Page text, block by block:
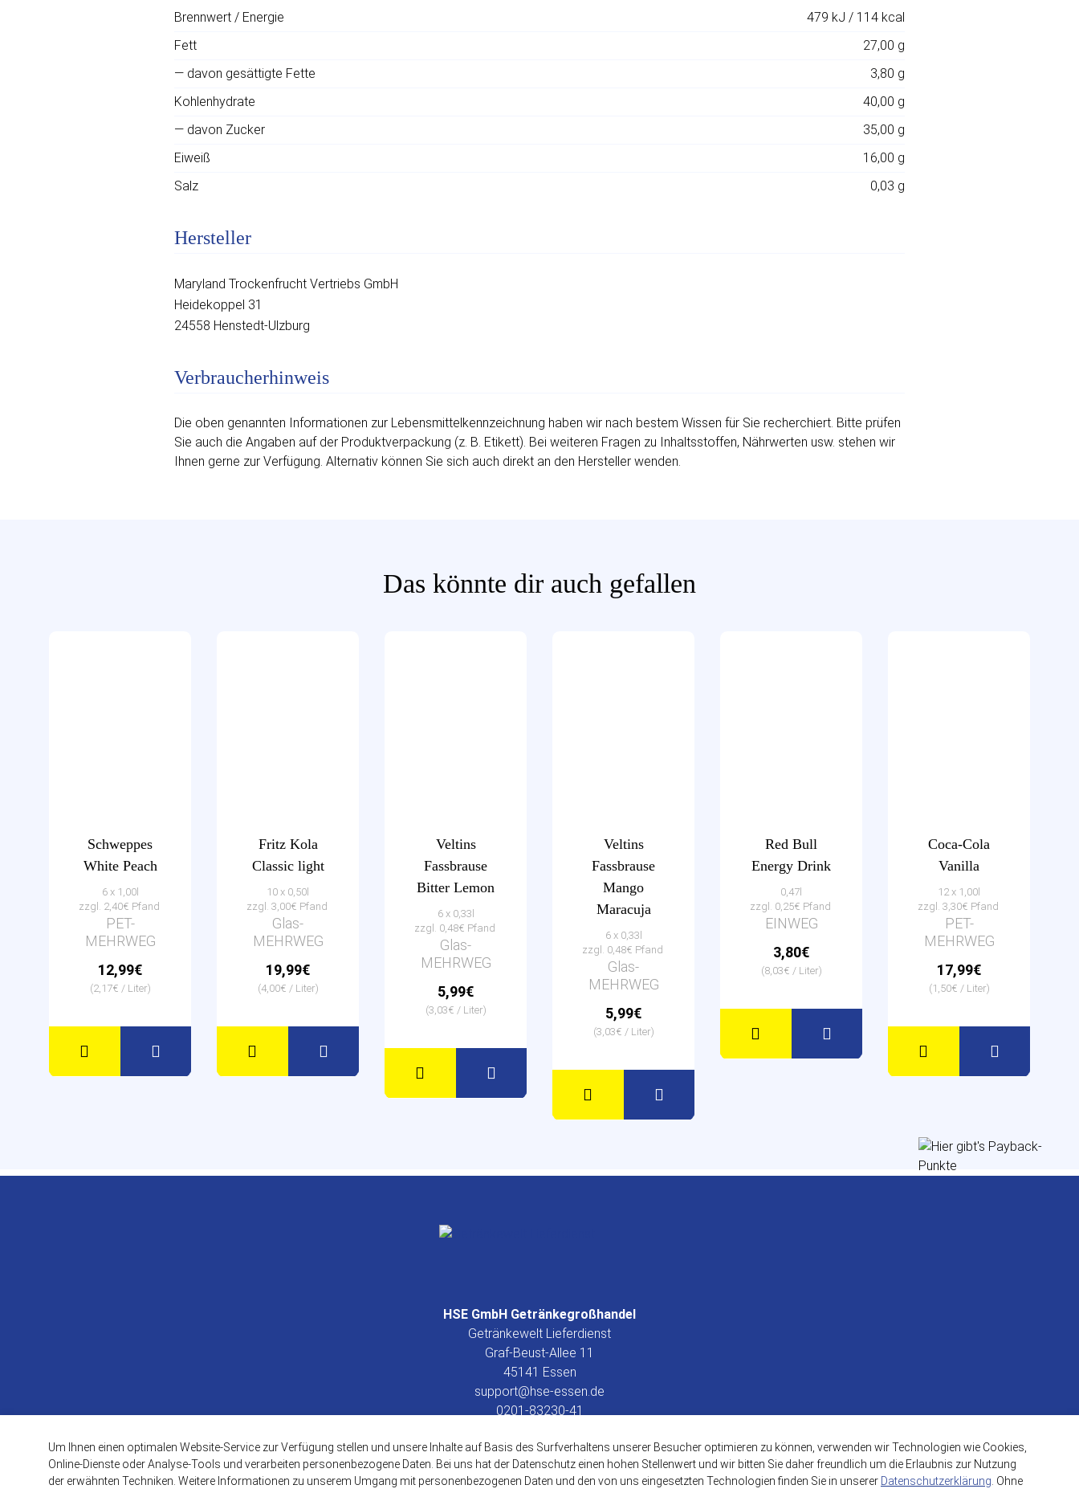
Brennwert / Energie
479 kJ / 114 kcal
Fett
27,00 g
— davon gesättigte Fette
3,80 g
Kohlenhydrate
40,00 g
— davon Zucker
35,00 g
Eiweiß
16,00 g
Salz
0,03 g
Hersteller
Maryland Trockenfrucht Vertriebs GmbH
Heidekoppel 31
24558 Henstedt-Ulzburg
Verbraucherhinweis
Die oben genannten Informationen zur Lebensmittelkennzeichnung haben wir nach bestem Wissen für Sie recherchiert. Bitte prüfen
Sie auch die Angaben auf der Produktverpackung (z. B. Etikett). Bei weiteren Fragen zu Inhaltsstoffen, Nährwerten usw. stehen wir
Ihnen gerne zur Verfügung. Alternativ können Sie sich auch direkt an den Hersteller wenden.
Das könnte dir auch gefallen
Schweppes
White Peach
6 x 1,00l
zzgl. 2,40€ Pfand
PET-
MEHRWEG
12,99€
(2,17€ / Liter)
Fritz Kola
Classic light
10 x 0,50l
zzgl. 3,00€ Pfand
Glas-
MEHRWEG
19,99€
(4,00€ / Liter)
Veltins
Fassbrause
Bitter Lemon
6 x 0,33l
zzgl. 0,48€ Pfand
Glas-
MEHRWEG
5,99€
(3,03€ / Liter)
Veltins
Fassbrause
Mango
Maracuja
6 x 0,33l
zzgl. 0,48€ Pfand
Glas-
MEHRWEG
5,99€
(3,03€ / Liter)
Red Bull
Energy Drink
0,47l
zzgl. 0,25€ Pfand
EINWEG
3,80€
(8,03€ / Liter)
Coca-Cola
Vanilla
12 x 1,00l
zzgl. 3,30€ Pfand
PET-
MEHRWEG
17,99€
(1,50€ / Liter)
HSE GmbH Getränkegroßhandel
Getränkewelt Lieferdienst
Graf-Beust-Allee 11
45141 Essen
support@hse-essen.de
0201-83230-41
Um Ihnen einen optimalen Website-Service zur Verfügung stellen und unsere Inhalte auf Basis des Surfverhaltens unserer Besucher optimieren zu können, verwenden wir Technologien wie Cookies,
Online-Dienste oder Analyse-Tools und verarbeiten personenbezogene Daten. Bei uns hat der Datenschutz einen hohen Stellenwert und wir bitten Sie daher freundlich um die Erlaubnis zur Nutzung
der erwähnten Techniken. Weitere Informationen zu unserem Umgang mit personenbezogenen Daten und den von uns eingesetzten Technologien finden Sie in unserer Datenschutzerklärung . Ohne